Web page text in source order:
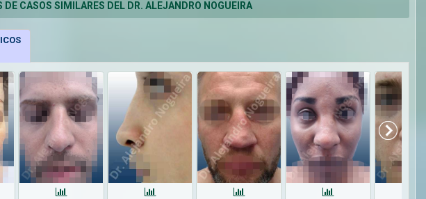
DE CASOS SIMILARES DEL DR. ALEJANDRO NOGUEIRA